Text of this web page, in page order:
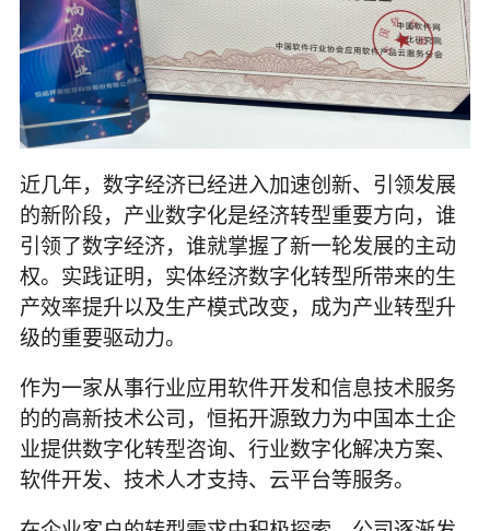
近几年，数字经济已经进入加速创新、引领发展
的新阶段，产业数字化是经济转型重要方向，谁
引领了数字经济，谁就掌握了新一轮发展的主动
权。实践证明，实体经济数字化转型所带来的生
产效率提升以及生产模式改变，成为产业转型升
级的重要驱动力。
作为一家从事行业应用软件开发和信息技术服务
的的高新技术公司，恒拓开源致力为中国本土企
业提供数字化转型咨询、行业数字化解决方案、
软件开发、技术人才支持、云平台等服务。